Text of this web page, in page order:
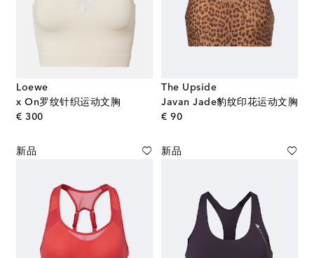
Loewe
x On罗纹针织运动文胸
€ 300original price
The Upside
Javan Jade豹纹印花运动文胸
€ 90original price
新品 新品